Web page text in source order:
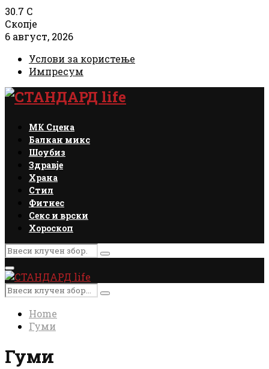
30.7 C
Скопје
6 август, 2026
Услови за користење
Импресум
Facebook
Instagram
Email
Rss
МК Сцена
Балкан микс
Шоубиз
Здравје
Храна
Стил
Фитнес
Секс и врски
Хороскоп
Search
for:
Search
Primary
Menu
Search
for:
Search
Home
Гуми
Гуми